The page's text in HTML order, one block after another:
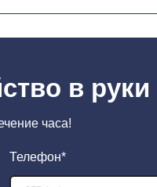
в
часа!
Телефон*